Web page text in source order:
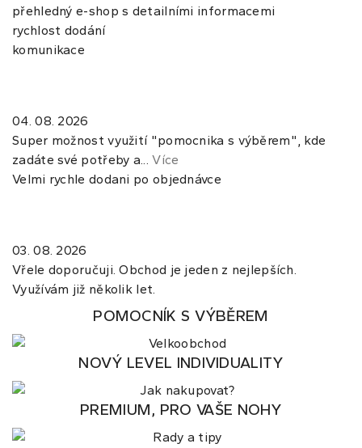
přehledný e-shop s detailními informacemi
rychlost dodání
komunikace
04. 08. 2026
Super možnost využití "pomocnika s výběrem", kde
zadáte své potřeby a...Více
Velmi rychle dodani po objednávce
03. 08. 2026
Vřele doporučuji. Obchod je jeden z nejlepších.
Využívám již několik let.
POMOCNÍK S VÝBĚREM
NOVÝ LEVEL INDIVIDUALITY
PREMIUM, PRO VAŠE NOHY